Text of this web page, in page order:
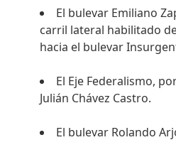
El bulevar Emiliano
carril lateral habilitado
hacia el bulevar
El Eje Federalismo,
Julián Chávez Castro.
El bulevar Rolando